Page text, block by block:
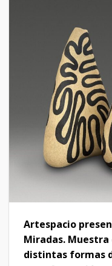
Artespacio
Miradas. Muestra
distintas formas